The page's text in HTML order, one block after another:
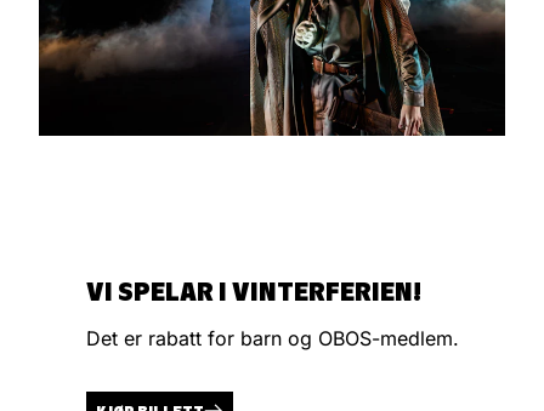
VI SPELAR I VINTERFERIEN!
Det er rabatt for barn og OBOS-medlem.